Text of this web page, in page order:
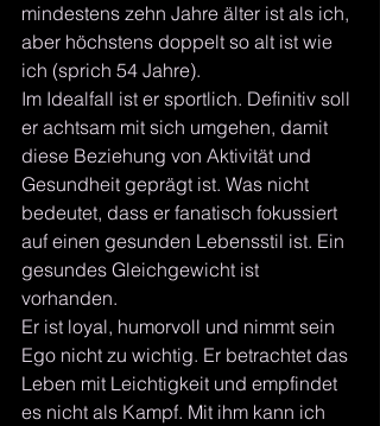
mindestens zehn Jahre älter ist als ich,
aber höchstens doppelt so alt ist wie
ich (sprich 54 Jahre).
Im Idealfall ist er sportlich. Definitiv soll
er achtsam mit sich umgehen, damit
diese Beziehung von Aktivität und
Gesundheit geprägt ist. Was nicht
bedeutet, dass er fanatisch fokussiert
auf einen gesunden Lebensstil ist. Ein
gesundes Gleichgewicht ist
vorhanden.
Er ist loyal, humorvoll und nimmt sein
Ego nicht zu wichtig. Er betrachtet das
Leben mit Leichtigkeit und empfindet
es nicht als Kampf. Mit ihm kann ich